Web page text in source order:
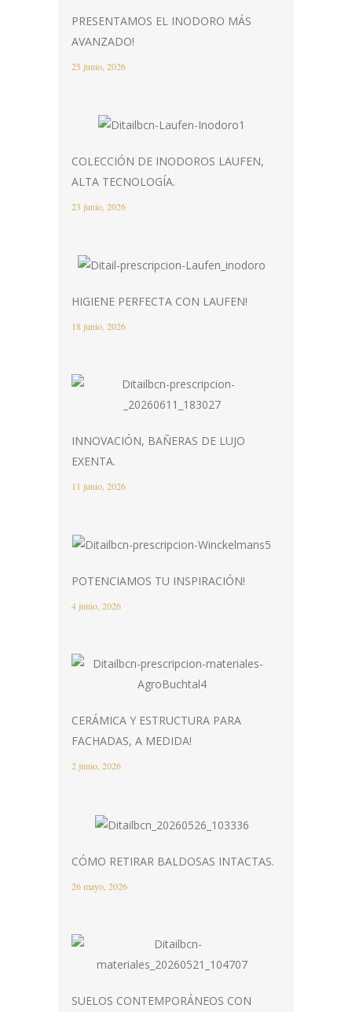
PRESENTAMOS EL INODORO MÁS
AVANZADO!
25 junio, 2026
COLECCIÓN DE INODOROS LAUFEN,
ALTA TECNOLOGÍA.
23 junio, 2026
HIGIENE PERFECTA CON LAUFEN!
18 junio, 2026
INNOVACIÓN, BAÑERAS DE LUJO
EXENTA.
11 junio, 2026
POTENCIAMOS TU INSPIRACIÓN!
4 junio, 2026
CERÁMICA Y ESTRUCTURA PARA
FACHADAS, A MEDIDA!
2 junio, 2026
CÓMO RETIRAR BALDOSAS INTACTAS.
26 mayo, 2026
SUELOS CONTEMPORÁNEOS CON